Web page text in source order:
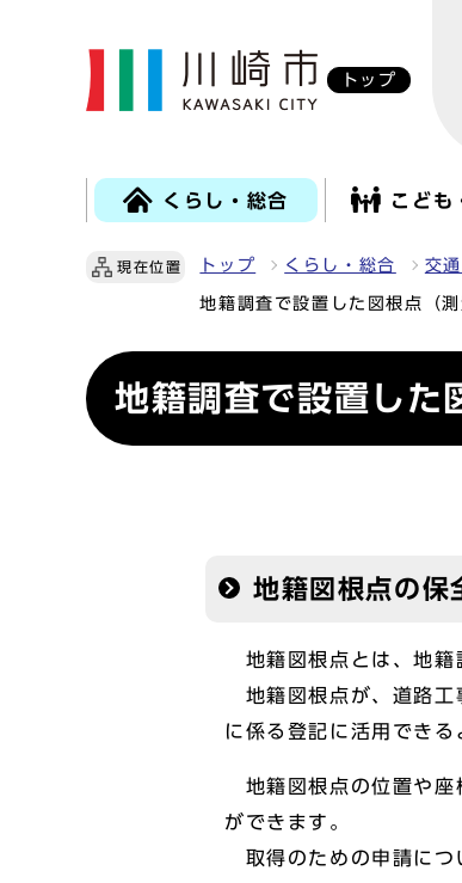
トップ
くらし・総合 こども
現在位置 トップ くらし・総合 交
地籍調査で設置した図根点（
地籍調査で設置した
地籍図根点の保
地籍図根点とは、地籍
地籍図根点が、道路工
に係る登記に活用でき
地籍図根点の位置や座
ができます。
取得のための申請につ